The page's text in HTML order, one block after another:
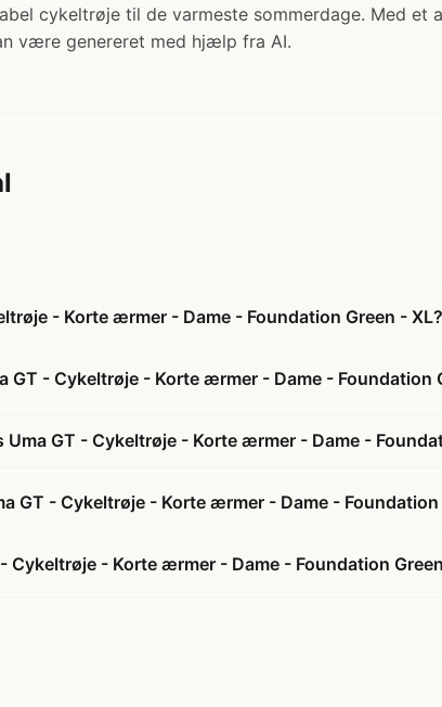
cykeltrøje til de varmeste sommerdage. Med et
være genereret med hjælp fra AI.
- Korte ærmer - Dame - Foundation Green - XL?
- Cykeltrøje - Korte ærmer - Dame - Foundation
GT - Cykeltrøje - Korte ærmer - Dame -
GT - Cykeltrøje - Korte ærmer - Dame - Foundation
Cykeltrøje - Korte ærmer - Dame - Foundation